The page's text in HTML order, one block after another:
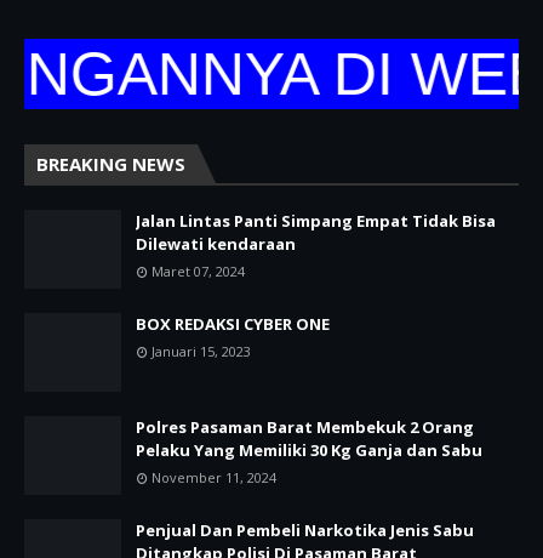
DI
BREAKING NEWS
Jalan Lintas Panti Simpang Empat Tidak Bisa
Dilewati kendaraan
Maret 07, 2024
BOX REDAKSI CYBER ONE
Januari 15, 2023
Polres Pasaman Barat Membekuk 2 Orang
Pelaku Yang Memiliki 30 Kg Ganja dan Sabu
November 11, 2024
Penjual Dan Pembeli Narkotika Jenis Sabu
Ditangkap Polisi Di Pasaman Barat